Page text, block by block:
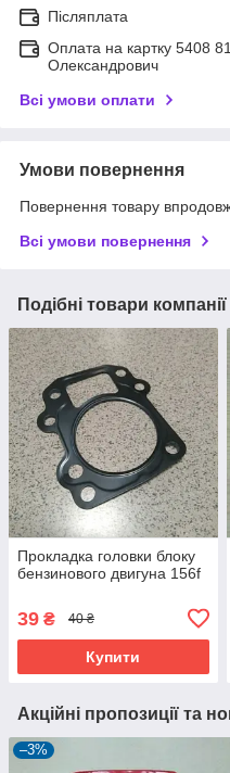
Післяплата
Оплата на картку 5408
Олександрович
Всі умови оплати
Умови повернення
Повернення товару
Всі умови повернення
Подібні товари компанії
Прокладка головки блоку
бензинового двигуна 156f
39 ₴ 40 ₴
Купити
Акційні пропозиції та
–3%